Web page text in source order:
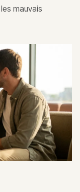
mauvais